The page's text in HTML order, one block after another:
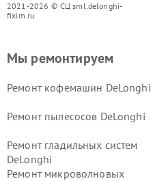
2021-2026 © СЦ sml.delonghi-
fixim.ru
Мы ремонтируем
Ремонт кофемашин DeLonghi
Ремонт пылесосов DeLonghi
Ремонт гладильных систем
DeLonghi
Ремонт микроволновых